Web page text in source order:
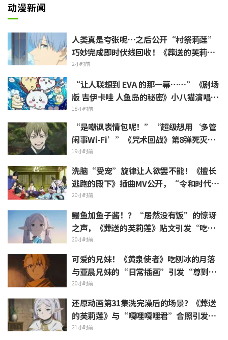
动漫新闻
人类真是夸张呢…之后公开“村祭莉莲”
巧妙完成即时伏线回收！《葬送的芙莉
莲》引发“是傲娇莉莲（Tsundere-re
n）呢”反响
2小时前
“让人联想到 EVA 的那一幕……”《剧场
版 吉伊卡哇 人鱼岛的秘密》小八猫演唱的
不安 PV 引发热议
18小时前
“是嘲讽表情包呢！”“超级想用‘多管
闲事Wi-Fi’”《咒术回战》第8弹死灭回
游表情包上线引发粉丝狂喜
19小时前
洗脑“受宠”旋律让人欲罢不能！《擅长
逃跑的殿下》插曲MV公开，“令和时代的
时代剧居然出角色歌”引发热议
20小时前
鳗鱼加鱼子酱！？“居然没有饭”的惊讶
之声，《葬送的芙莉莲》贴文引发“吃白
烧才是懂行”的热烈反响
20小时前
可爱的兄妹！《黄泉使者》吃刨冰的月落
与亚晨兄妹的“日常插画”引发“尊到升
天”“完全就是情侣嘛”等热烈反响
20小时前
还原动画第31集洗完澡后的场景？《葬送
的芙莉莲》与“嘎哩嘎哩君”合照引发
“头发像是裹着浴巾”热议
21小时前